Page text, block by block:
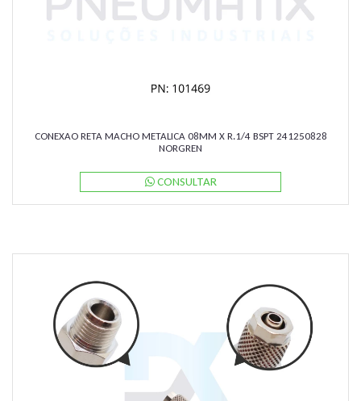
CONEXAO RETA MACHO METALICA 08MM X R.1/4 BSPT 241250828
NORGREN
CONSULTAR